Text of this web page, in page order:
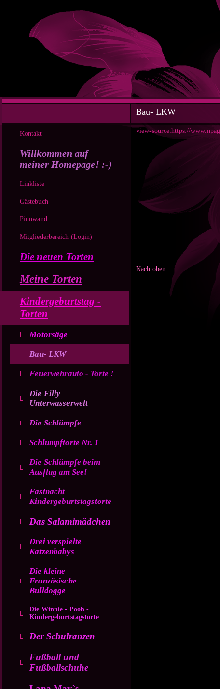
Kontakt
Willkommen auf
meiner Homepage! :-)
Linkliste
Gästebuch
Pinnwand
Mitgliederbereich (Login)
Die neuen Torten
Meine Torten
Kindergeburtstag -
Torten
Motorsäge
Bau- LKW
Feuerwehrauto - Torte !
Die Filly
Unterwasserwelt
Die Schlümpfe
Schlumpftorte Nr. 1
Die Schlümpfe beim
Ausflug am See!
Fastnacht
Kindergeburtstagstorte
Das Salamimädchen
Drei verspielte
Katzenbabys
Die kleine
Französische
Bulldogge
Die Winnie - Pooh -
Kindergeburtstagstorte
Der Schulranzen
Fußball und
Fußballschuhe
Bau- LKW
view-source:https://
Nach oben